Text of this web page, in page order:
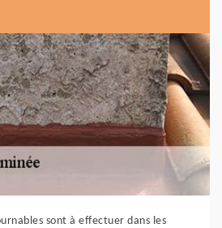
sont à effectuer dans les